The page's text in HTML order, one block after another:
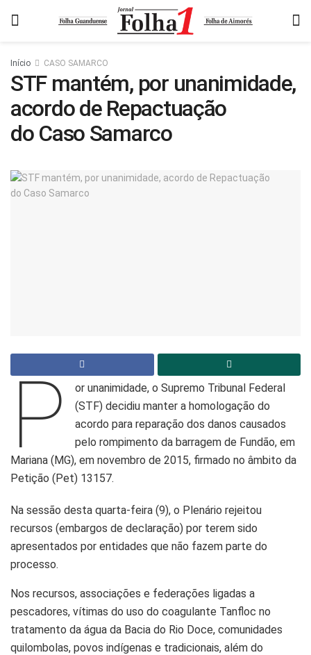
Início CASO SAMARCO
STF mantém, por unanimidade,
acordo de Repactuação
do Caso Samarco
P
or unanimidade, o Supremo Tribunal Federal
(STF) decidiu manter a homologação do
acordo para reparação dos danos causados
pelo rompimento da barragem de Fundão, em
Mariana (MG), em novembro de 2015, firmado no âmbito da
Petição (Pet) 13157.
Na sessão desta quarta-feira (9), o Plenário rejeitou
recursos (embargos de declaração) por terem sido
apresentados por entidades que não fazem parte do
processo.
Nos recursos, associações e federações ligadas a
pescadores, vítimas do uso do coagulante Tanfloc no
tratamento da água da Bacia do Rio Doce, comunidades
quilombolas, povos indígenas e tradicionais, além do